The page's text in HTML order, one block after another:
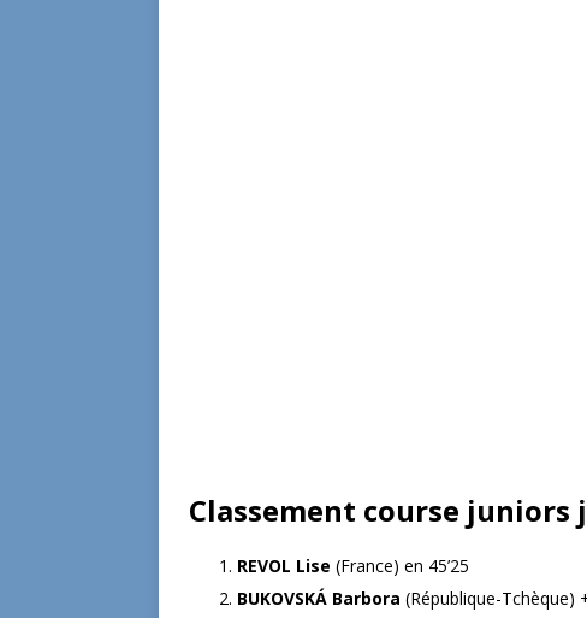
Classement course juniors
REVOL Lise (France) en 45’25
BUKOVSKÁ Barbora (République-Tchèque)